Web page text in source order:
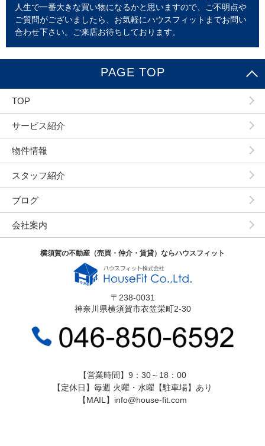
人生で一番大きな買い物になるかと思いますので、ご不明点や
ご質問がございましたら、お気軽にハウスフィットまでお問い
合わせ下さい。ご来店お待ちしております。
PAGE TOP
TOP
サービス紹介
物件情報
スタッフ紹介
ブログ
会社案内
横須賀の不動産（売買・仲介・賃貸）ならハウスフィット
〒238-0031
神奈川県横須賀市衣笠栄町2-30
【営業時間】9：30～18：00
【定休日】毎週 火曜・水曜【駐車場】あり
【MAIL】info@house-fit.com